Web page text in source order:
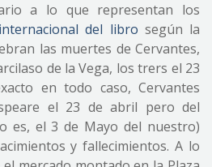
a lo que representan los
del libro según la
las muertes de Cervantes,
de la Vega, los trers el 23
en todo caso, Cervantes
el 23 de abril pero del
es, el 3 de Mayo del nuestro)
y fallecimientos. A lo